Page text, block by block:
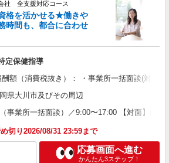
社 全支援対応コース
格を活かせる★働きや
時間も、都合に合わせ
定保健指導
酬額（消費税抜き）： ・事業所一括面談(対
県大川市及びその周辺
（事業所一括面談）／9:00〜17:00 【対面】面
切り2026/08/31 23:59まで
応募画面へ進む
かんたん3ステップ！